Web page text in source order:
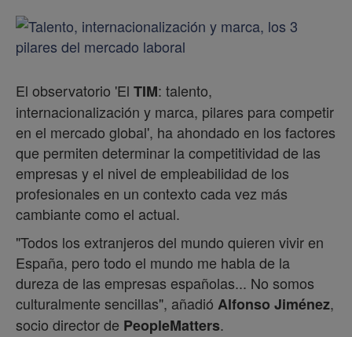
El observatorio 'El TIM: talento,
internacionalización y marca, pilares para competir
en el mercado global', ha ahondado en los factores
que permiten determinar la competitividad de las
empresas y el nivel de empleabilidad de los
profesionales en un contexto cada vez más
cambiante como el actual.
"Todos los extranjeros del mundo quieren vivir en
España, pero todo el mundo me habla de la
dureza de las empresas españolas... No somos
culturalmente sencillas", añadió Alfonso Jiménez,
socio director de PeopleMatters.